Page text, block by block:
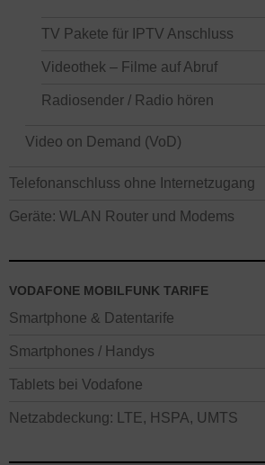
TV Pakete für IPTV Anschluss
Videothek – Filme auf Abruf
Radiosender / Radio hören
Video on Demand (VoD)
Telefonanschluss ohne Internetzugang
Geräte: WLAN Router und Modems
VODAFONE MOBILFUNK TARIFE
Smartphone & Datentarife
Smartphones / Handys
Tablets bei Vodafone
Netzabdeckung: LTE, HSPA, UMTS